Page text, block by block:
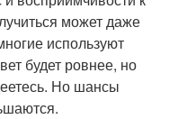
может даже
используют
будет ровнее, но
Но шансы